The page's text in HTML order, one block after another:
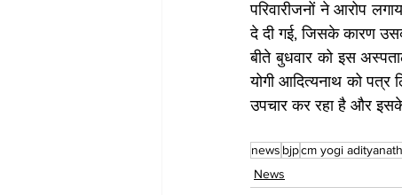
परिवारीजनों ने आरोप
दे दी गई, जिसके कारण
बीते बुधवार को इस
योगी आदित्यनाथ को
उपचार कर रहा है और
news bjpcm yogi adityanath
News